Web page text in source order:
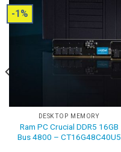
-1%
DESKTOP MEMORY
Ram PC Crucial DDR5 16GB
Bus 4800 – CT16G48C40U5